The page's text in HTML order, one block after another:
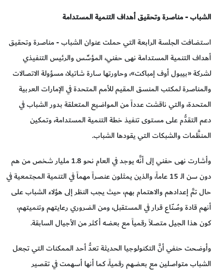
الشباب - مناصرة وتحقيق أهداف التنمية المستدامة
استضافت الجلسة الرابعة التي حملت عنوان الشباب - مناصرة وتحقيق
أهداف التنمية المستدامة نهى حفني، المؤسِّس والرئيس التنفيذي
لشركة «بيبول أوف إمباكت»، وحاورتها سارة شاتيلا، مسؤولة الاتصالات
والمناصرة لمكتب المنسق المقيم للأمم المتحدة في الإمارات العربية
المتحدة، والتي ناقشت عدداً من المواضيع المتعلقة بدور الشباب في
دعم التقدُّم على مستوى تنفيذ خطة التنمية المستدامة، وتمكين
المنظَّمات والشبكات التي يقودها الشباب.
وأشارت نهى حفني إلى أنَّه يوجد في العام نحو 1.8 مليار شخص من هم
دون سن الـ 15 عاماً، والذين يمثلون عنصراً مهماً في التنمية المجتمعية في
حال تمَّ إعدادهم والاهتمام بهم، حيث يجب النظر إلى هؤلاء الشباب على
أنهم قادة وصُنّاع قرار في المستقبل، ومن الضروري رعايتهم وتنميتهم،
كون هذا الجيل متصلاً رقمياً مع بعضه أكثر من الأجيال السابقة.
وأوضحت حنفي أنَّ التكنولوجيا الحديثة تعدُّ أحد الممكنات التي تجعل
الشباب متواصلين مع بعضهم رقمياً، كما أنها أسهمت في تقصير